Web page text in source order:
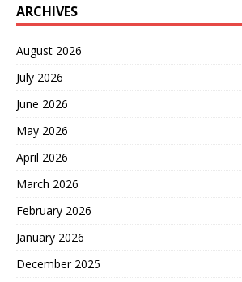
击落了5-6架印度空军战
机。特朗普在亚美尼亚-阿塞
认印度空军损失战机的情
况。印度空军参谋长急忙找
补，抛出所谓印度击落了6
架巴基斯坦空军战机，这就
跟印度谈崩了，故意挖苦印
度。特朗普这是再一次，在
印度的伤口上撒盐。57空战
让印度失去了西方统战价
中国，没想到是个废物。 中
国空军歼-10CE战斗机在57
空战中，一战成名 据美国方
面证实，巴基斯坦空军
ARCHIVES
August 2026
July 2026
June 2026
May 2026
April 2026
March 2026
February 2026
January 2026
December 2025